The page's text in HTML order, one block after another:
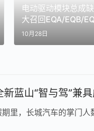
电动驱动模块总成
大召回EQA/EQB/
10月28日
蓝山“智与驾”兼
里，长城汽车的掌门